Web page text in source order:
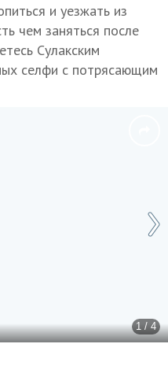
и уезжать из
чем заняться после
Сулакским
селфи с потрясающим
1 / 4